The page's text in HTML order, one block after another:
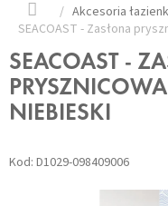
Home
/ Akcesoria
SEACOAST - Zasłona
SEACOAST -
NIEBIESKI
Kod: D1029-098409006